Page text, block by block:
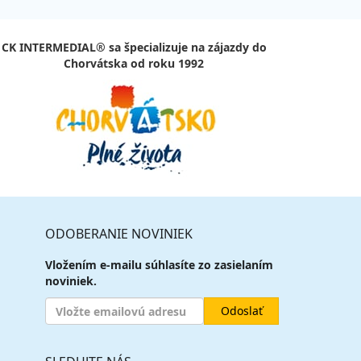
35% 651 € 424 €
za 9 dní (8 nocí)
vypočítať cenu
CK INTERMEDIAL® sa špecializuje na zájazdy do
Chorvátska od roku 1992
ODOBERANIE NOVINIEK
Vložením e-mailu súhlasíte zo zasielaním
noviniek.